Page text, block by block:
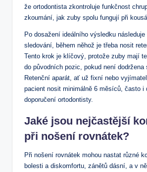
že ortodontista zkontroluje funkčnost
zkoumání, jak zuby spolu fungují při
Po dosažení ideálního výsledku následuje
sledování, během něhož je třeba nosit
Tento krok je klíčový, protože zuby mají
do původních pozic, pokud není dodržena
Retenční aparát, ať už fixní nebo
pacient nosit minimálně 6 měsíců, často i
doporučení ortodontisty.
Jaké jsou nejčastější
při nošení rovnátek?
Při nošení rovnátek mohou nastat různé
bolesti a diskomfortu, zánětů dásní, a v